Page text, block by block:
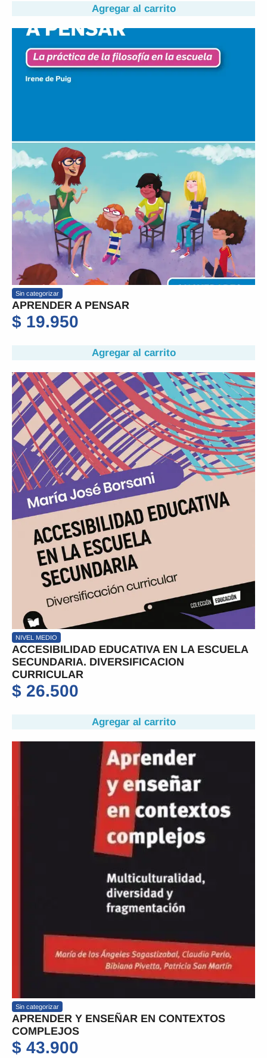
Agregar al carrito
Sin categorizar
APRENDER A PENSAR
$ 19.950
Agregar al carrito
NIVEL MEDIO
ACCESIBILIDAD EDUCATIVA EN LA ESCUELA
SECUNDARIA. DIVERSIFICACION
CURRICULAR
$ 26.500
Agregar al carrito
Sin categorizar
APRENDER Y ENSEÑAR EN CONTEXTOS
COMPLEJOS
$ 43.900